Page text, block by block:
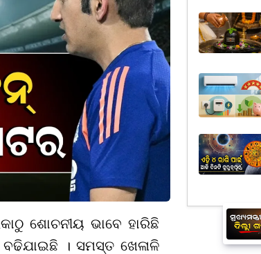
ଶୋଚନୀୟ ଭାବେ ହାରିଛି
। ସମସ୍ତ ଖେଳାଳି